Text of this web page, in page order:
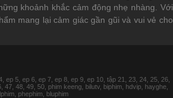
khoảnh khắc cảm động nhẹ nhàng. Với
mang lại cảm giác gần gũi và vui vẻ cho
5, ep 6, ep 7, ep 8, ep 9, ep 10, tập 21, 23, 24, 25, 26,
48, 49, 50, phim keeng, bilutv, biphim, hdvip, hayghe,
phephim, bluphim